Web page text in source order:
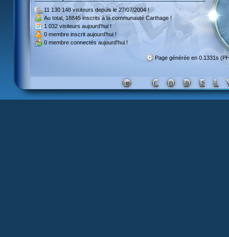
11 130 148 visiteursdepuis le 27/07/2004 !
Au total, 18845 inscritsà la communauté Carthage !
1 032 visiteurs aujourd'hui !
0 membre inscrit aujourd'hui !
0 membre connectés aujourd'hui !
Page générée en 0.1331s